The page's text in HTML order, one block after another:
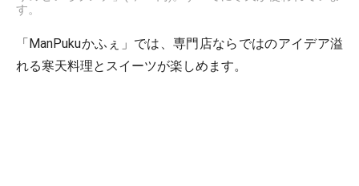
す。
「ManPukuかふぇ」では、専門店ならではのアイデア溢
れる寒天料理とスイーツが楽しめます。